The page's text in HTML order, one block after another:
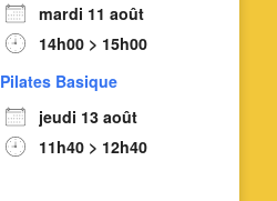
mardi 11 août
14h00 > 15h00
Pilates Basique
jeudi 13 août
11h40 > 12h40